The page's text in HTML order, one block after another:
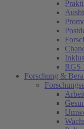
RGS
Forschung &